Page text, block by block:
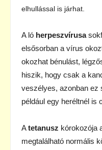
elhullással is járhat.
A ló herpeszvírusa
elsősorban a vírus
okozhat bénulást,
hiszik, hogy csak a
veszélyes, azonban ez
például egy heréltnél is
Atetanusz kórokozója
megtalálható normális